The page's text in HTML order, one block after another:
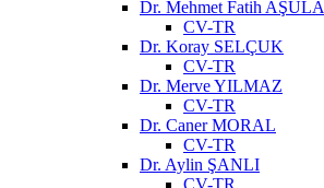
Dr. Mehmet Fatih AŞULA
CV-TR
Dr. Koray SELÇUK
CV-TR
Dr. Merve YILMAZ
CV-TR
Dr. Caner MORAL
CV-TR
Dr. Aylin ŞANLI
CV-TR